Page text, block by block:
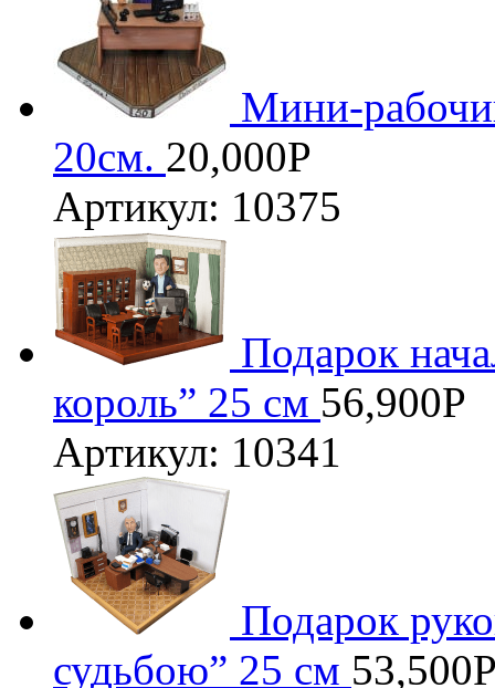
Мини-
20см. 20,000Р
Артикул: 10375
Подарок
король” 25 см 56,900Р
Артикул: 10341
Подарок
судьбою” 25 см 53,500